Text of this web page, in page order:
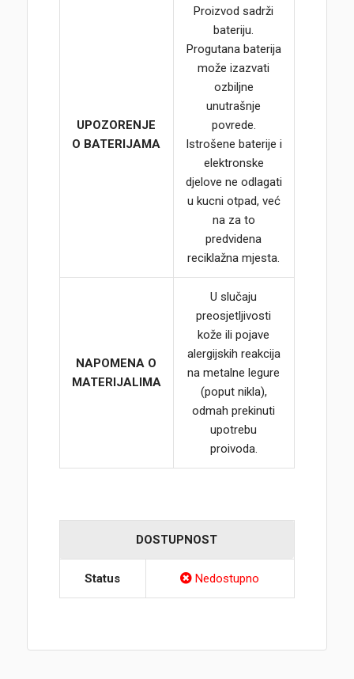
UPOZORENJE
O BATERIJAMA
Proizvod sadrži
bateriju.
Progutana baterija
može izazvati
ozbiljne
unutrašnje
povrede.
Istrošene baterije i
elektronske
djelove ne odlagati
u kucni otpad, već
na za to
predvidena
reciklažna mjesta.
NAPOMENA O
MATERIJALIMA
U slučaju
preosjetljivosti
kože ili pojave
alergijskih reakcija
na metalne legure
(poput nikla),
odmah prekinuti
upotrebu
proivoda.
DOSTUPNOST
Status Nedostupno